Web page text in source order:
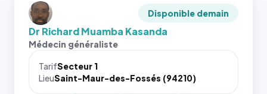
Disponible demain
Dr Richard Muamba Kasanda
Médecin généraliste
TarifSecteur 1
LieuSaint-Maur-des-Fossés (94210)